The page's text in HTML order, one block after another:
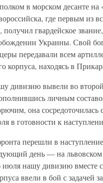
в морском десанте
где первым из
гвардейское звание,
Украины. Свой
передавали всем
корпуса, находясь в
дивизию вывели во
личным
она сосредоточилась
в готовности к
перешли в
день — на львовском
июля нашу дивизию вместе
ввели в бой с зада­чей